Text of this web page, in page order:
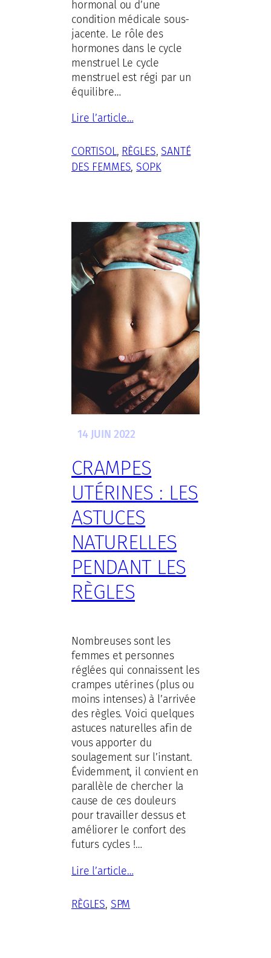
hormonal ou d’une
condition médicale sous-
jacente. Le rôle des
hormones dans le cycle
menstruel Le cycle
menstruel est régi par un
équilibre…
Lire l’article…
CORTISOL, RÈGLES, SANTÉ
DES FEMMES, SOPK
14 JUIN 2022
CRAMPES
UTÉRINES : LES
ASTUCES
NATURELLES
PENDANT LES
RÈGLES
Nombreuses sont les
femmes et personnes
réglées qui connaissent les
crampes utérines (plus ou
moins intenses) à l’arrivée
des règles. Voici quelques
astuces naturelles afin de
vous apporter du
soulagement sur l’instant.
Évidemment, il convient en
parallèle de chercher la
cause de ces douleurs
pour travailler dessus et
améliorer le confort des
futurs cycles !…
Lire l’article…
RÈGLES, SPM